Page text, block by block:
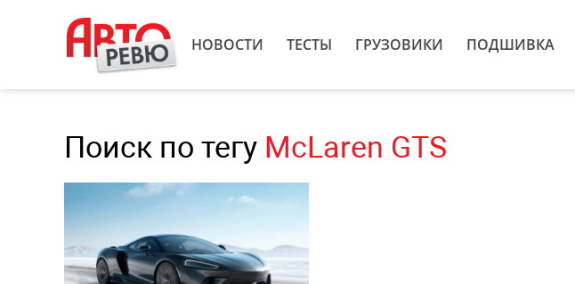
НОВОСТИ ТЕСТЫ ГРУЗОВИКИ ПОДШИВКА
Поиск по тегу McLaren GTS